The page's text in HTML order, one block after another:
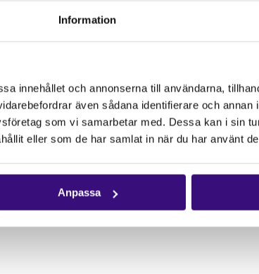
Information
innehållet och annonserna till användarna,
även sådana identifierare och annan
som vi samarbetar med. Dessa kan i sin
eller som de har samlat in när du har använt
Anpassa
Left to Right Siphokazi Jonas,
Vänligenacceptera
här videon.